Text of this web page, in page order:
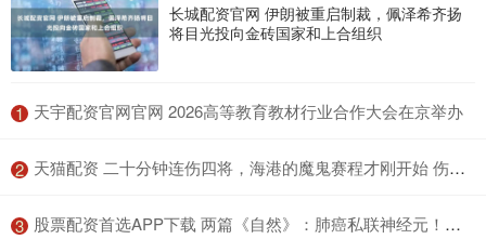
长城配资官网 伊朗被重启制裁，佩泽希齐扬
将目光投向金砖国家和上合组织
1 ​天宇配资官网官网 2026高等教育教材行业合作大会在京举办
2 ​天猫配资 二十分钟连伤四将，海港的魔鬼赛程才刚开始 伤病风暴来袭
3 ​股票配资首选APP下载 两篇《自然》：肺癌私联神经元！科学家首次发现小细胞肺癌细胞会在脑内与神经元形成突触，借助电信号促进肿瘤生长